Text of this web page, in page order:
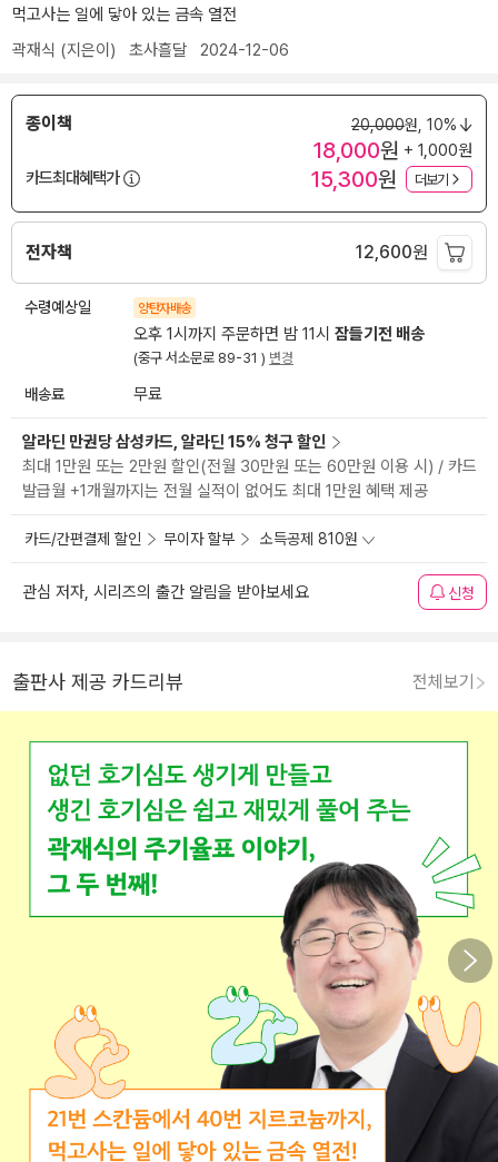
먹고사는 일에 닿아 있는 금속 열전
곽재식 (지은이) 초사흘달 2024-12-06
종이책 20,000원, 10%
18,000원 + 1,000원
카드최대혜택가
15,300원 더보기
전자책 12,600원
수령예상일 양탄자배송
오후 1시까지 주문하면 밤 11시 잠들기전 배송
(중구 서소문로 89-31 ) 변경
배송료 무료
알라딘 만권당 삼성카드, 알라딘 15% 청구 할인
최대 1만원 또는 2만원 할인(전월 30만원 또는 60만원 이용 시) / 카드
발급월 +1개월까지는 전월 실적이 없어도 최대 1만원 혜택 제공
카드/간편결제 할인 무이자 할부 소득공제 810원
관심 저자, 시리즈의 출간 알림을 받아보세요 신청
출판사 제공 카드리뷰 전체보기